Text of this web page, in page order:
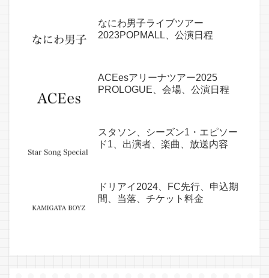
なにわ男子ライブツアー
2023POPMALL、公演日程
ACEesアリーナツアー2025
PROLOGUE、会場、公演日程
スタソン、シーズン1・エピソー
ド1、出演者、楽曲、放送内容
ドリアイ2024、FC先行、申込期
間、当落、チケット料金